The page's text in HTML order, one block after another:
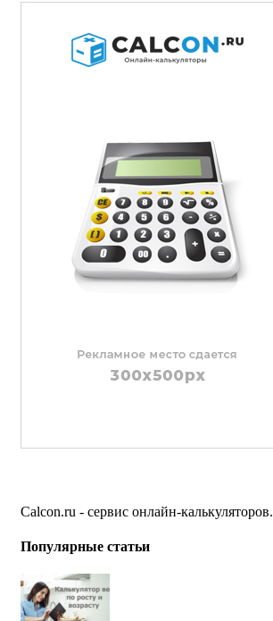
Calcon.ru - сервис онлайн-калькуляторов.
Популярные статьи